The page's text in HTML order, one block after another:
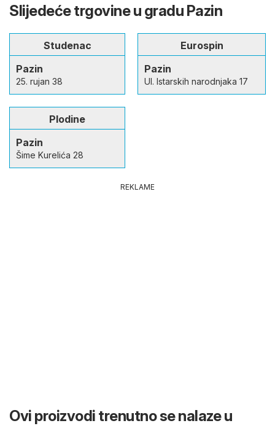
Slijedeće trgovine u gradu Pazin
Studenac
Pazin
25. rujan 38
Eurospin
Pazin
Ul. Istarskih narodnjaka 17
Plodine
Pazin
Šime Kurelića 28
REKLAME
Ovi proizvodi trenutno se nalaze u